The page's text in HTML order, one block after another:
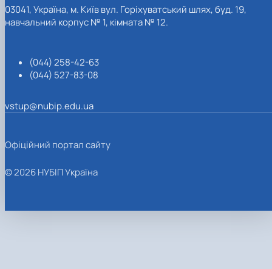
03041, Україна, м. Київ вул. Горіхуватський шлях, буд. 19,
навчальний корпус № 1, кімната № 12.
(044) 258-42-63
(044) 527-83-08
vstup@nubip.edu.ua
Офіційний портал сайту
© 2026 НУБІП Україна